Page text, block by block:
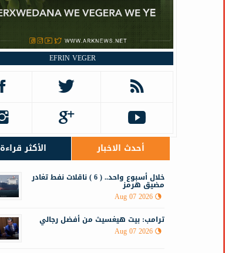
EFRIN VEGER
أحدث الاخبار الأكثر قراءة
خلال أسبوع واحد.. ( 6 ) ناقلات نفط تغادر
مضيق هرمز
Aug 07 2026
ترامب: بيت هيغسيث من أفضل رجالي
Aug 07 2026